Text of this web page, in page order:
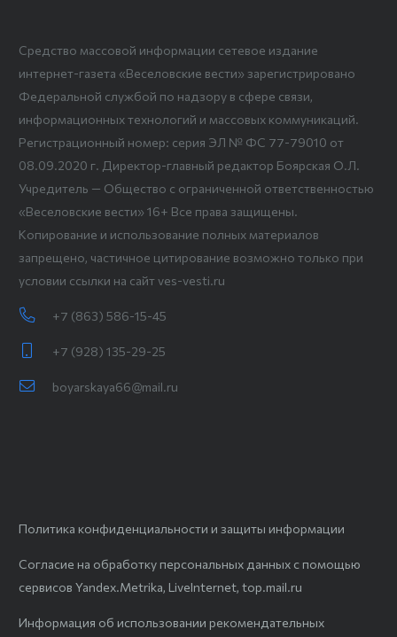
Средство массовой информации сетевое издание
интернет-газета «Веселовские вести» зарегистрировано
Федеральной службой по надзору в сфере связи,
информационных технологий и массовых коммуникаций.
Регистрационный номер: серия ЭЛ № ФС 77-79010 от
08.09.2020 г. Директор-главный редактор Боярская О.Л.
Учредитель — Общество с ограниченной ответственностью
«Веселовские вести» 16+ Все права защищены.
Копирование и использование полных материалов
запрещено, частичное цитирование возможно только при
условии ссылки на сайт ves-vesti.ru
+7 (863) 586-15-45
+7 (928) 135-29-25
boyarskaya66@mail.ru
Политика конфиденциальности и защиты информации
Согласие на обработку персональных данных с помощью
сервисов Yandex.Metrika, LiveInternet, top.mail.ru
Информация об использовании рекомендательных